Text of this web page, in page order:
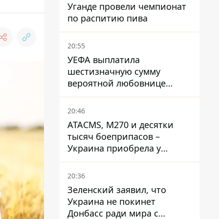
Уганде провели чемпионат
по распитию пива
20:55
УЕФА выплатила
шестизначную сумму
вероятной любовнице
Инфантино - The Telegraph
20:46
ATACMS, M270 и десятки
тысяч боеприпасов –
Украина приобрела у
Турции мощный пакет
вооружения
20:36
Зеленский заявил, что
Украина не покинет
Донбасс ради мира с